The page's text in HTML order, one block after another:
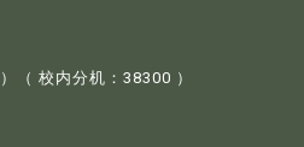
）（ 校内分机：38300 ）